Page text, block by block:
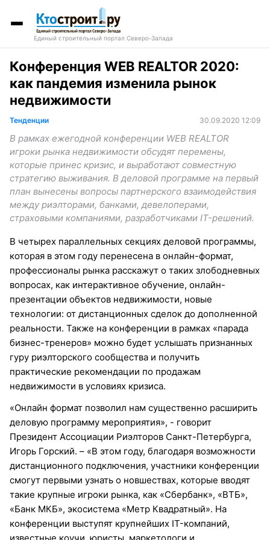
Единый строительный портал Северо-Запада
Конференция WEB REALTOR 2020:
как пандемия изменила рынок
недвижимости
Тенденции 30.09.2020 12:09
В рамках ежегодной конференции WEB REALTOR
игроки рынка недвижимости обсудят перемены,
которые принес кризис, и выработают совместную
стратегию выживания. В деловой программе на первый
план вынесены вопросы партнерского взаимодействия
между риэлторами, банками, девелоперами,
страховыми компаниями, разработчиками IT-решений.
В четырех параллельных секциях деловой программы,
которая в этом году перенесена в онлайн-формат,
профессионалы рынка расскажут о таких злободневных
вопросах, как интерактивное обучение, онлайн-
презентации объектов недвижимости, новые
технологии: от дистанционных сделок до дополненной
реальности. Также на конференции в рамках «парада
бизнес-тренеров» можно будет услышать признанных
гуру риэлторского сообщества и получить
практические рекомендации по продажам
недвижимости в условиях кризиса.
«Онлайн формат позволил нам существенно расширить
деловую программу мероприятия», - говорит
Президент Ассоциации Риэлторов Санкт-Петербурга,
Игорь Горский. – «В этом году, благодаря возможности
дистанционного подключения, участники конференции
смогут первыми узнать о новшествах, которые вводят
такие крупные игроки рынка, как «Сбербанк», «ВТБ»,
«Банк МКБ», экосистема «Метр Квадратный». На
конференции выступят крупнейших IT-компаний,
известные коучи, юристы, маркетологи и